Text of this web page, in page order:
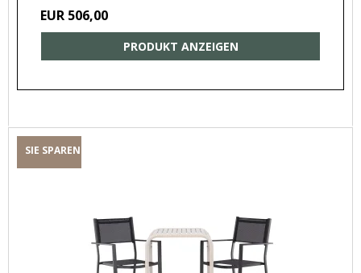
EUR 506,00
PRODUKT ANZEIGEN
SIE SPAREN